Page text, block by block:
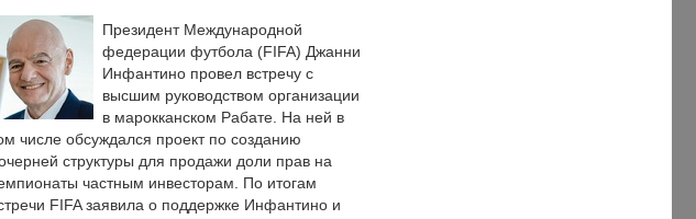
Президент Международной
федерации футбола (FIFA) Джанни
Инфантино провел встречу с
высшим руководством организации
в марокканском Рабате. На ней в
числе обсуждался проект по созданию
структуры для продажи доли прав на
частным инвесторам. По итогам
FIFA заявила о поддержке Инфантино и